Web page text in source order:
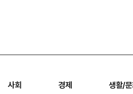
사회 경제 생활/